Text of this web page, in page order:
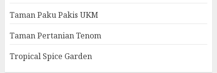
Taman Paku Pakis UKM
Taman Pertanian Tenom
Tropical Spice Garden